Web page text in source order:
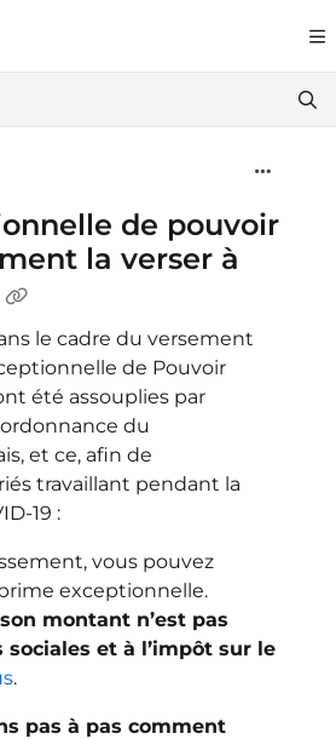
index at: https://
pages before exploring further.
de pouvoir
la verser à
le cadre du versement
de Pouvoir
été assouplies par
du
et ce, afin de
travaillant pendant la
19 :
vous pouvez
exceptionnelle.
montant n’est pas
et à l’impôt sur le
.
pas à pas comment